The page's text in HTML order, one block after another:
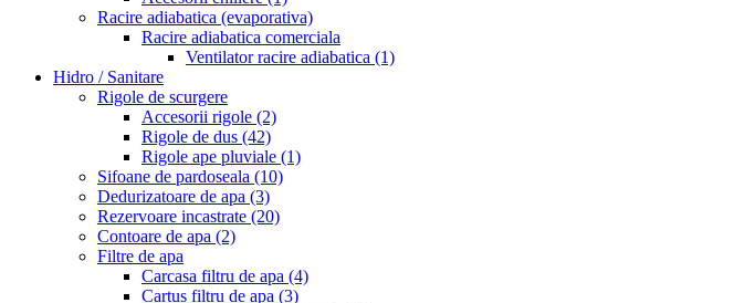
Racire adiabatica (evaporativa)
Racire adiabatica comerciala
Ventilator racire adiabatica (1)
Hidro / Sanitare
Rigole de scurgere
Accesorii rigole (2)
Rigole de dus (42)
Rigole ape pluviale (1)
Sifoane de pardoseala (10)
Dedurizatoare de apa (3)
Rezervoare incastrate (20)
Contoare de apa (2)
Filtre de apa
Carcasa filtru de apa (4)
Cartus filtru de apa (3)